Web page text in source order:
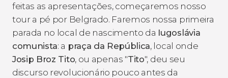
feitas as apresentações, começaremos nosso
tour a pé por Belgrado. Faremos nossa primeira
parada no local de nascimento da Iugoslávia
comunista: a praça da República, local onde
Josip Broz Tito, ou apenas "Tito", deu seu
discurso revolucionário pouco antes da